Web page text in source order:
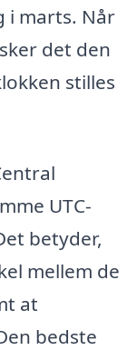
i marts. Når
det den
stilles
UTC-
betyder,
mellem de
at
bedste